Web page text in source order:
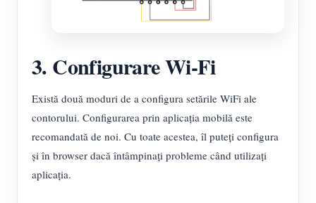
3. Configurare Wi-Fi
Există două moduri de a configura setările WiFi ale
contorului. Configurarea prin aplicația mobilă este
recomandată de noi. Cu toate acestea, îl puteți configura
și în browser dacă întâmpinați probleme când utilizați
aplicația.